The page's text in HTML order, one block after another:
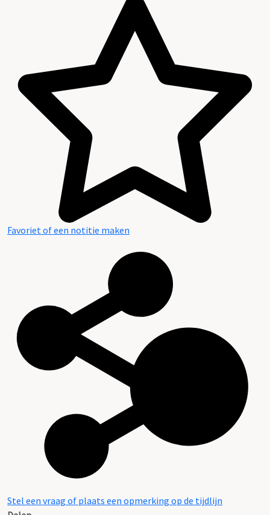
Favoriet of een notitie maken
Stel een vraag of plaats een opmerking op de tijdlijn